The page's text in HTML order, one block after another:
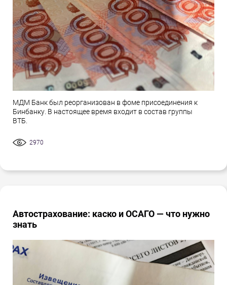
МДМ Банк был реорганизован в фоме присоединения к
Бинбанку. В настоящее время входит в состав группы
ВТБ.
2970
Автострахование: каско и ОСАГО — что нужно
знать